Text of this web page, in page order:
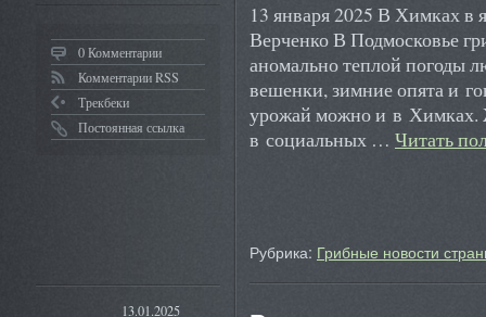
0 Комментарии
Комментарии RSS
Трекбеки
Постоянная ссылка
13 января 2025 В Химках в
Верченко В Подмосковье
аномально теплой погоды
вешенки, зимние опята и
урожай можно и в Химках.
в социальных … Читать
Рубрика: Грибные новости
13.01.2025